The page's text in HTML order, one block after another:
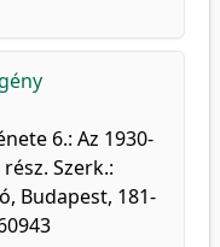
6.: Az 1930-
Szerk.:
Budapest, 181-